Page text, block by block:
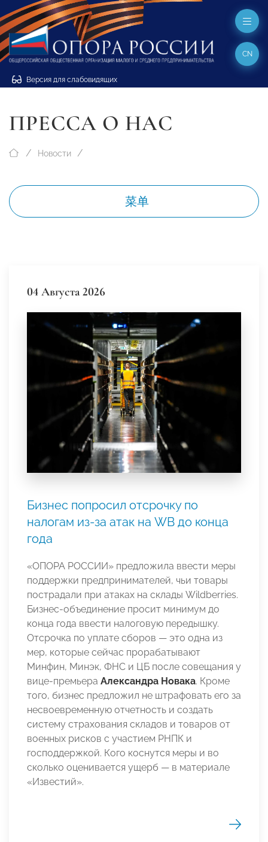
Версия для слабовидящих
CN
ПРЕССА О НАС
Новости
菜单
04 Августа 2026
Бизнес попросил отсрочку по
налогам из-за атак на WB до конца
года
«ОПОРА РОССИИ» предложила ввести меры
поддержки предпринимателей, чьи товары
пострадали при атаках на склады Wildberries.
Бизнес-объединение просит минимум до
конца года ввести налоговую передышку.
Отсрочка по уплате сборов — это одна из
мер, которые сейчас прорабатывают
Минфин, Минэк, ФНС и ЦБ после совещания у
вице-премьера Александра Новака. Кроме
того, бизнес предложил не штрафовать его за
несвоевременную отчетность и создать
систему страхования складов и товаров от
военных рисков с участием РНПК и
господдержкой. Кого коснутся меры и во
сколько оценивается ущерб — в материале
«Известий».